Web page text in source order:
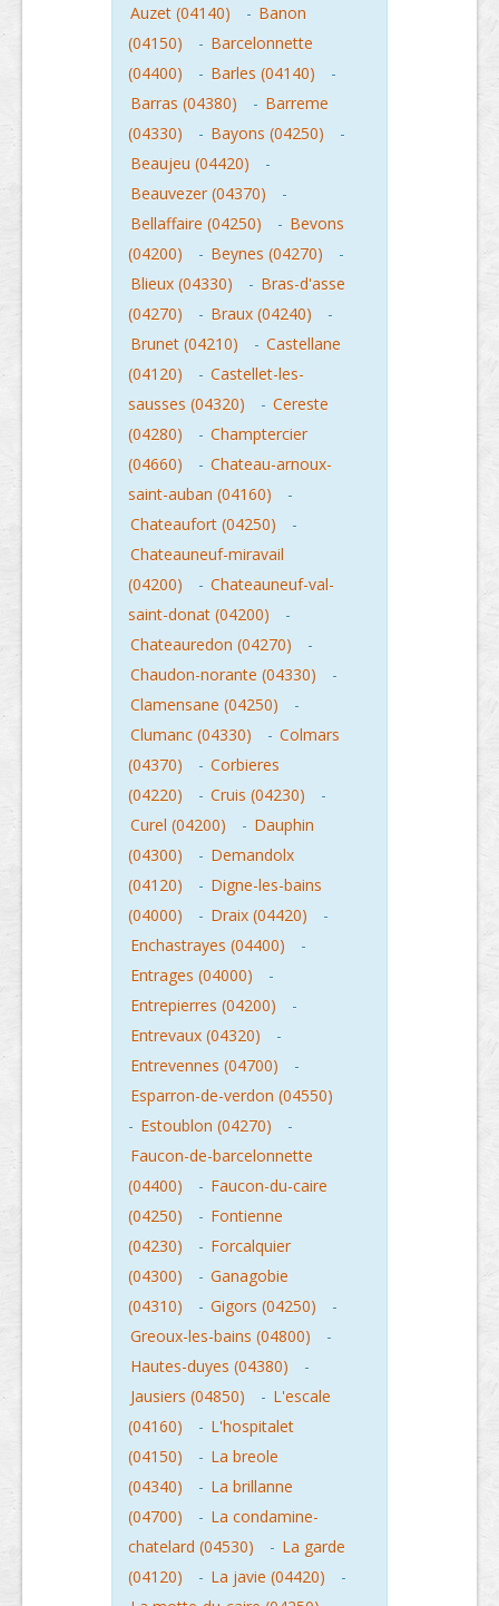
Auzet (04140)
- Banon
(04150)
- Barcelonnette
(04400)
- Barles (04140)
-
Barras (04380)
- Barreme
(04330)
- Bayons (04250)
-
Beaujeu (04420)
-
Beauvezer (04370)
-
Bellaffaire (04250)
- Bevons
(04200)
- Beynes (04270)
-
Blieux (04330)
- Bras-d'asse
(04270)
- Braux (04240)
-
Brunet (04210)
- Castellane
(04120)
- Castellet-les-
sausses (04320)
- Cereste
(04280)
- Champtercier
(04660)
- Chateau-arnoux-
saint-auban (04160)
-
Chateaufort (04250)
-
Chateauneuf-miravail
(04200)
- Chateauneuf-val-
saint-donat (04200)
-
Chateauredon (04270)
-
Chaudon-norante (04330)
-
Clamensane (04250)
-
Clumanc (04330)
- Colmars
(04370)
- Corbieres
(04220)
- Cruis (04230)
-
Curel (04200)
- Dauphin
(04300)
- Demandolx
(04120)
- Digne-les-bains
(04000)
- Draix (04420)
-
Enchastrayes (04400)
-
Entrages (04000)
-
Entrepierres (04200)
-
Entrevaux (04320)
-
Entrevennes (04700)
-
Esparron-de-verdon (04550)
- Estoublon (04270)
-
Faucon-de-barcelonnette
(04400)
- Faucon-du-caire
(04250)
- Fontienne
(04230)
- Forcalquier
(04300)
- Ganagobie
(04310)
- Gigors (04250)
-
Greoux-les-bains (04800)
-
Hautes-duyes (04380)
-
Jausiers (04850)
- L'escale
(04160)
- L'hospitalet
(04150)
- La breole
(04340)
- La brillanne
(04700)
- La condamine-
chatelard (04530)
- La garde
(04120)
- La javie (04420)
-